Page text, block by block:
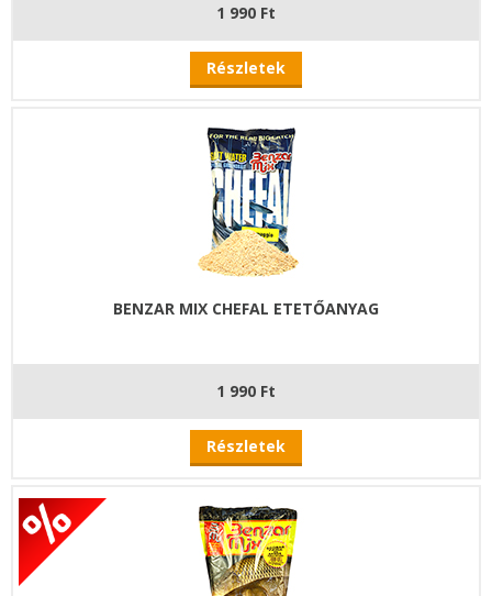
1 990 Ft
Részletek
BENZAR MIX CHEFAL ETETŐANYAG
1 990 Ft
Részletek